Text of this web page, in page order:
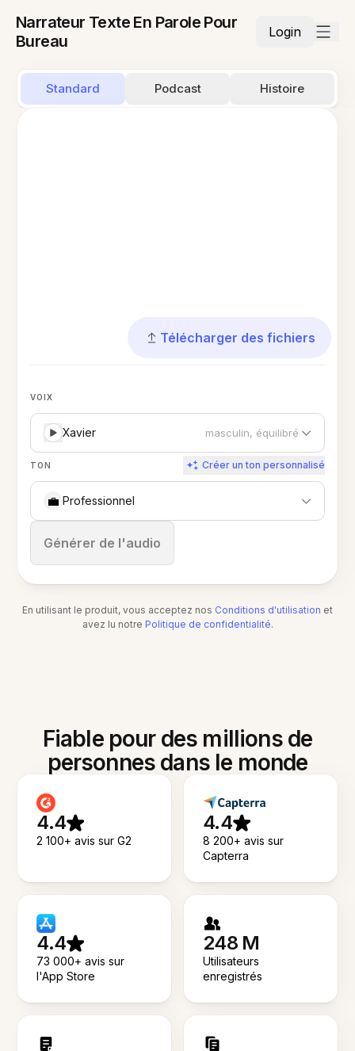
Narrateur Texte En Parole Pour
Bureau
Login
Standard Podcast Histoire
Télécharger des fichiers
VOIX
Xavier masculin, équilibré
TON Créer un ton personnalisé
💼 Professionnel
Générer de l'audio
Arrêter
En utilisant le produit, vous acceptez nos Conditions d'utilisation et
avez lu notre Politique de confidentialité.
Fiable pour des millions de
personnes dans le monde
4.4
2 100+ avis sur G2
4.4
8 200+ avis sur
Capterra
4.4
73 000+ avis sur
l'App Store
248 M
Utilisateurs
enregistrés